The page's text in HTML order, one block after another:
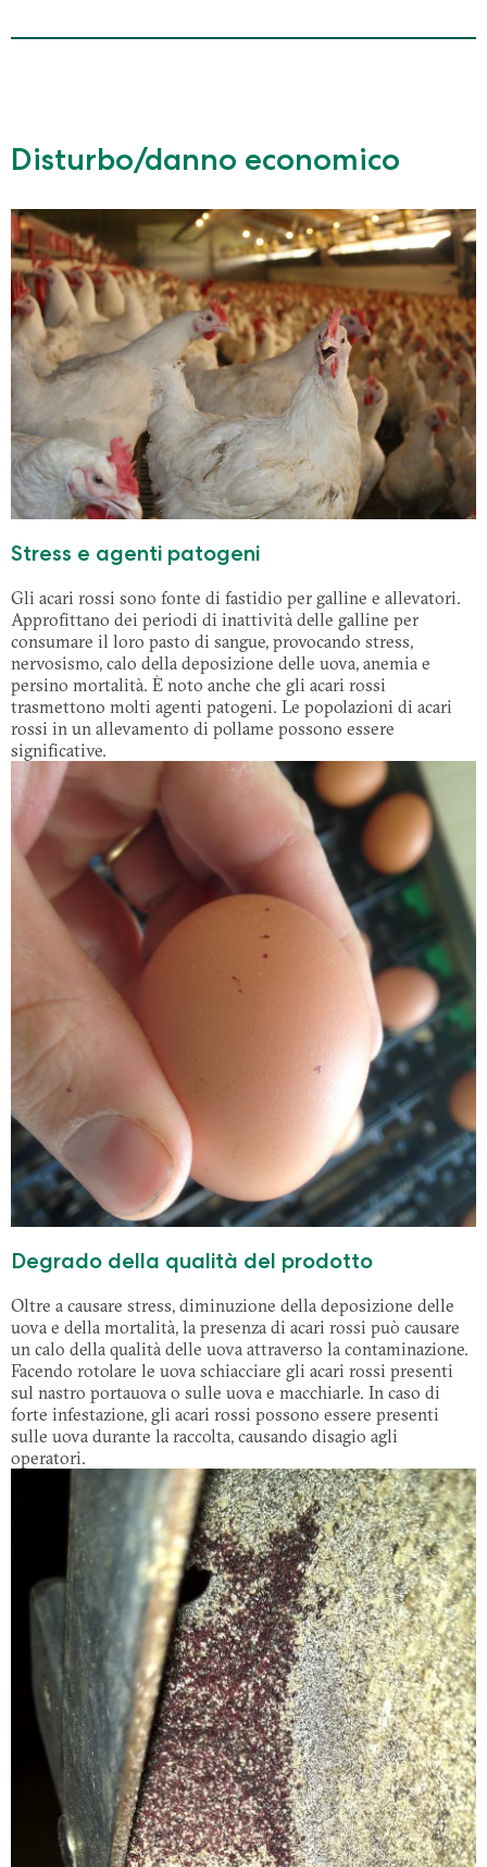
Disturbo/danno economico
Stress e agenti patogeni
Gli acari rossi sono fonte di fastidio per galline e allevatori.
Approfittano dei periodi di inattività delle galline per
consumare il loro pasto di sangue, provocando stress,
nervosismo, calo della deposizione delle uova, anemia e
persino mortalità. È noto anche che gli acari rossi
trasmettono molti agenti patogeni. Le popolazioni di acari
rossi in un allevamento di pollame possono essere
significative.
Degrado della qualità del prodotto
Oltre a causare stress, diminuzione della deposizione delle
uova e della mortalità, la presenza di acari rossi può causare
un calo della qualità delle uova attraverso la contaminazione.
Facendo rotolare le uova schiacciare gli acari rossi presenti
sul nastro portauova o sulle uova e macchiarle. In caso di
forte infestazione, gli acari rossi possono essere presenti
sulle uova durante la raccolta, causando disagio agli
operatori.